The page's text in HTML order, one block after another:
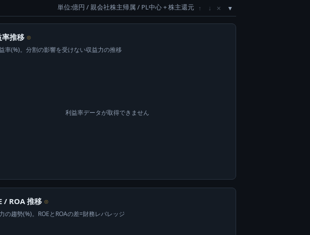
単位:億円 / 親会社株主帰属 / PL中心 + 株主還元 ↑ ↓ ×
率推移 ⊙
率(%)。分割の影響を受けない収益力の推移
利益率データが取得できません
/ ROA 推移 ⊙
の趨勢(%)。ROEとROAの差=財務レバレッジ